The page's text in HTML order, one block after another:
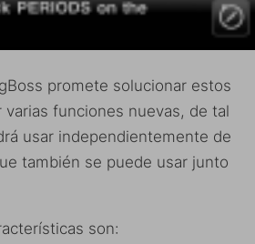
promete solucionar estos
varias funciones nuevas, de tal
usar independientemente de
también se puede usar junto
son: